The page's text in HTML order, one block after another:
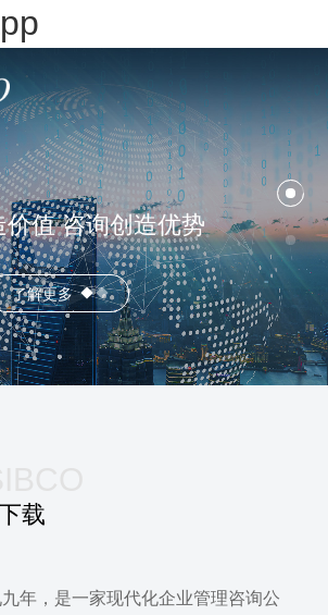
价值 咨询创造优势
了解更多
载
年，是一家现代化企业管理咨询公